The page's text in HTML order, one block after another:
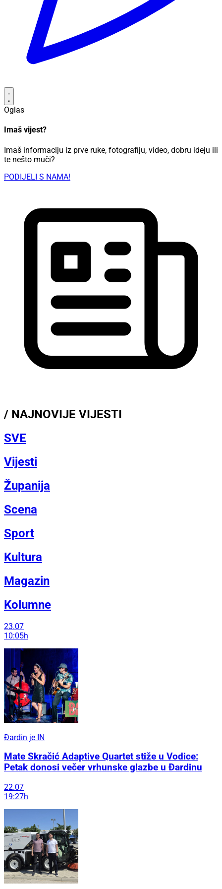
Oglas
Imaš vijest?
Imaš informaciju iz prve ruke, fotografiju, video, dobru ideju ili
te nešto muči?
PODIJELI S NAMA!
/ NAJNOVIJE VIJESTI
SVE
Vijesti
Županija
Scena
Sport
Kultura
Magazin
Kolumne
23.07
10:05h
Đardin je IN
Mate Skračić Adaptive Quartet stiže u Vodice:
Petak donosi večer vrhunske glazbe u Đardinu
22.07
19:27h